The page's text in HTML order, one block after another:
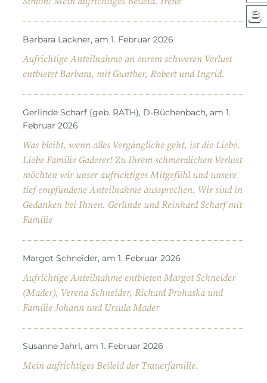
Barbara Lackner, am 1. Februar 2026
Aufrichtige Anteilnahme an eurem schweren Verlust
entbietet Barbara, mit Gunther, Robert und Ingrid.
Gerlinde Scharf (geb. RATH), D-Büchenbach, am 1.
Februar 2026
Was bleibt, wenn alles Vergängliche geht, ist die Liebe.
Liebe Familie Gaderer! Zu Ihrem schmerzlichen Verlust
möchten wir unser aufrichtiges Mitgefühl und unsere
tief empfundene Anteilnahme aussprechen. Wir sind in
Gedanken bei Ihnen. Gerlinde und Reinhard Scharf mit
Familie
Margot Schneider, am 1. Februar 2026
Aufrichtige Anteilnahme entbieten Margot Schneider
(Mader), Verena Schneider, Richard Prohaska und
Familie Johann und Ursula Mader
Susanne Jahrl, am 1. Februar 2026
Mein aufrichtiges Beileid der Trauerfamilie.